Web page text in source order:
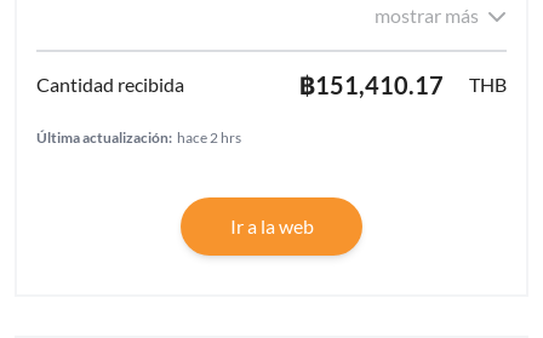
mostrar más
฿151,410.17 THB
Última actualización: hace 2 hrs
Ir a la web